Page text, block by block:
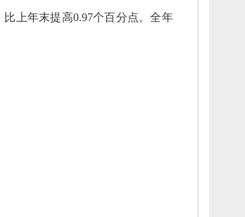
比上年末提高0.97个百分点。全年